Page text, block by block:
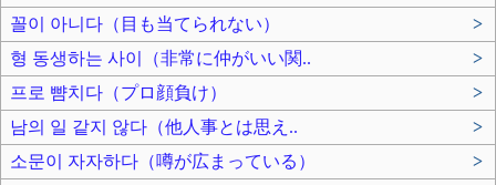
꼴이 아니다（目も当てられない）
>
형 동생하는 사이（非常に仲がいい関..
>
프로 뺨치다（プロ顔負け）
>
남의 일 같지 않다（他人事とは思え..
>
소문이 자자하다（噂が広まっている）
>